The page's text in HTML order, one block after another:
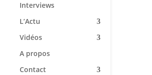
Interviews
L’Actu
Vidéos
A propos
Contact